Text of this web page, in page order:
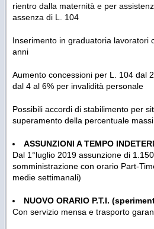
rientro dalla maternità e per
assenza di L. 104
Inserimento in graduatoria lavoratori
anni
Aumento concessioni per L. 104 dal
dal 4 al 6% per invalidità personale
Possibili accordi di stabilimento per
superamento della percentuale
ASSUNZIONI A TEMPO
Dal 1°luglio 2019 assunzione di
somministrazione con orario Part-
medie settimanali)
NUOVO ORARIO P.T.I.
Con servizio mensa e trasporto